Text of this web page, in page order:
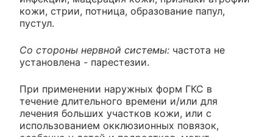
кожи, стрии, потница, образование папул,
пустул.
Со стороны нервной системы: частота не
установлена - парестезии.
При применении наружных форм ГКС в
течение длительного времени и/или для
лечения больших участков кожи, или с
использованием окклюзионных повязок,